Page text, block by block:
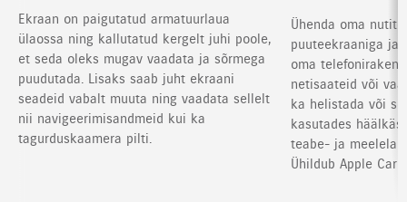
Ekraan on paigutatud armatuurlaua
ülaossa ning kallutatud kergelt juhi poole,
et seda oleks mugav vaadata ja sõrmega
puudutada. Lisaks saab juht ekraani
seadeid vabalt muuta ning vaadata sellelt
nii navigeerimisandmeid kui ka
tagurduskaamera pilti.
Ühenda oma
puuteekraaniga ja
oma
netisaateid või
ka helistada või
kasutades
teabe- ja
Ühildub Apple